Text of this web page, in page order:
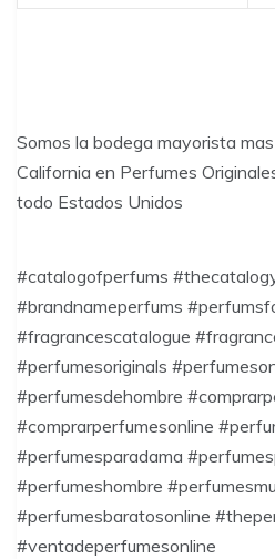
Somos la bodega mayorista
California en Perfumes
todo Estados Unidos
#catalogofperfums
#brandnameperfums
#fragrancescatalogue
#perfumesoriginals
#perfumesdehombre
#comprarperfumesonline
#perfumesparadama
#perfumeshombre
#perfumesbaratosonline
#ventadeperfumesonline